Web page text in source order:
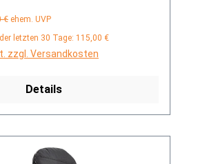
Preis:
€ ehem. UVP
letzten 30 Tage: 115,00 €
zzgl. Versandkosten
Details